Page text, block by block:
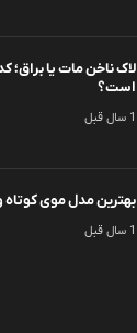
لاک ناخن مات یا براق؛
است؟
1 سال قبل
بهترین مدل موی کوتاه و
1 سال قبل